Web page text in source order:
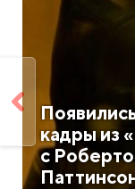
кадры из
с